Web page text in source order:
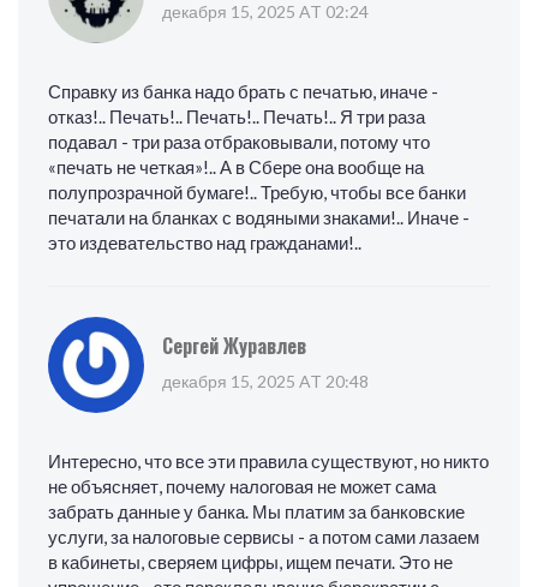
декабря 15, 2025 AT 02:24
Справку из банка надо брать с печатью, иначе -
отказ!.. Печать!.. Печать!.. Печать!.. Я три раза
подавал - три раза отбраковывали, потому что
«печать не четкая»!.. А в Сбере она вообще на
полупрозрачной бумаге!.. Требую, чтобы все банки
печатали на бланках с водяными знаками!.. Иначе -
это издевательство над гражданами!..
Сергей Журавлев
декабря 15, 2025 AT 20:48
Интересно, что все эти правила существуют, но никто
не объясняет, почему налоговая не может сама
забрать данные у банка. Мы платим за банковские
услуги, за налоговые сервисы - а потом сами лазаем
в кабинеты, сверяем цифры, ищем печати. Это не